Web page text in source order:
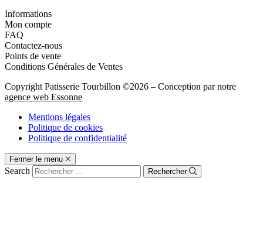
Informations
Mon compte
FAQ
Contactez-nous
Points de vente
Conditions Générales de Ventes
Copyright Patisserie Tourbillon ©2026 – Conception par notre
agence web Essonne
Mentions légales
Politique de cookies
Politique de confidentialité
Fermer le menu
Search Rechercher